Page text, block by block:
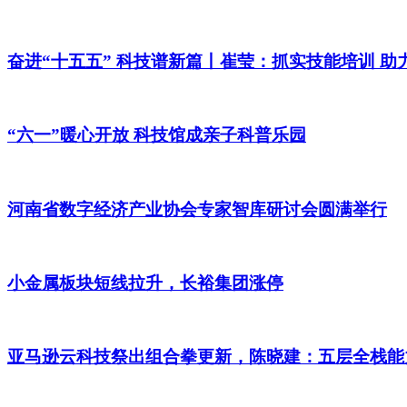
奋进“十五五” 科技谱新篇丨崔莹：抓实技能培训 助
“六一”暖心开放 科技馆成亲子科普乐园
河南省数字经济产业协会专家智库研讨会圆满举行
小金属板块短线拉升，长裕集团涨停
亚马逊云科技祭出组合拳更新，陈晓建：五层全栈